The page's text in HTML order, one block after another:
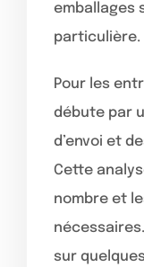
emballages
particulière.
Pour les
débute par
d’envoi et
Cette
nombre et
sur